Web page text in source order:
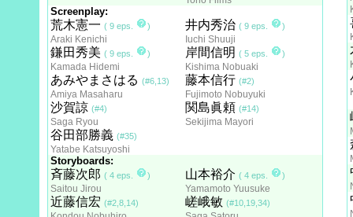
Screenplay:
荒木憲一 ( 9 eps. )
Araki Kenichi
鎌田秀美 ( 9 eps. )
Kamada Hidemi
あみやまさはる (#6,13)
Amiya Masaharu
沙賀諒 (#4)
Saga Ryou
谷田部勝義 (#35)
Yatabe Katsuyoshi
井内秀治 ( 9 eps. )
Iuchi Shuuji
岸間信明 ( 5 eps. )
Kishima Nobuaki
藤本信行 (#2)
Fujimoto Nobuyuki
関島眞頼 (#14)
Sekijima Mayori
Storyboards:
斉藤次郎 ( 4 eps. )
Saitou Jirou
近藤信宏 (#2,8,14)
山本裕介 ( 4 eps. )
Yamamoto Yuusuke
嵯峨敏 (#10,19,34)